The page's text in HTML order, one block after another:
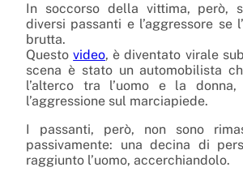
In soccorso della vittima, però,
diversi passanti e l’aggressore se
brutta.
Questovideo, è diventato virale
scena è stato un automobilista
l’alterco tra l’uomo e la
l’aggressione sul marciapiede.
I passanti, però, non sono
passivamente: una decina di
raggiunto l’uomo, accerchiandolo.